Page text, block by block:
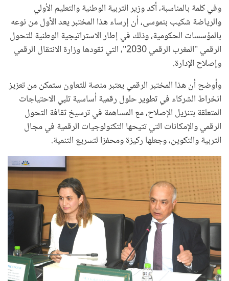
وفي كلمة بالمناسبة، أكد وزير التربية الوطنية والتعليم الأولي
والرياضة شكيب بنموسى، أن إرساء هذا المختبر يعد الأول من نوعه
بالمؤسسات الحكومية، وذلك في إطار الاستراتيجية الوطنية للتحول
الرقمي "المغرب الرقمي 2030"، التي تقودها وزارة الانتقال الرقمي
وإصلاح الإدارة.
وأوضح أن هذا المختبر الرقمي يعتبر منصة للتعاون ستمكن من تعزيز
انخراط الشركاء في تطوير حلول رقمية أساسية تلبي الاحتياجات
المتعلقة بتنزيل الإصلاح، مع المساهمة في ترسيخ ثقافة التحول
الرقمي والإمكانات التي تتيحها التكنولوجيات الرقمية في مجال
التربية والتكوين، وجعلها ركيزة ومحفزا لتسريع التنمية.